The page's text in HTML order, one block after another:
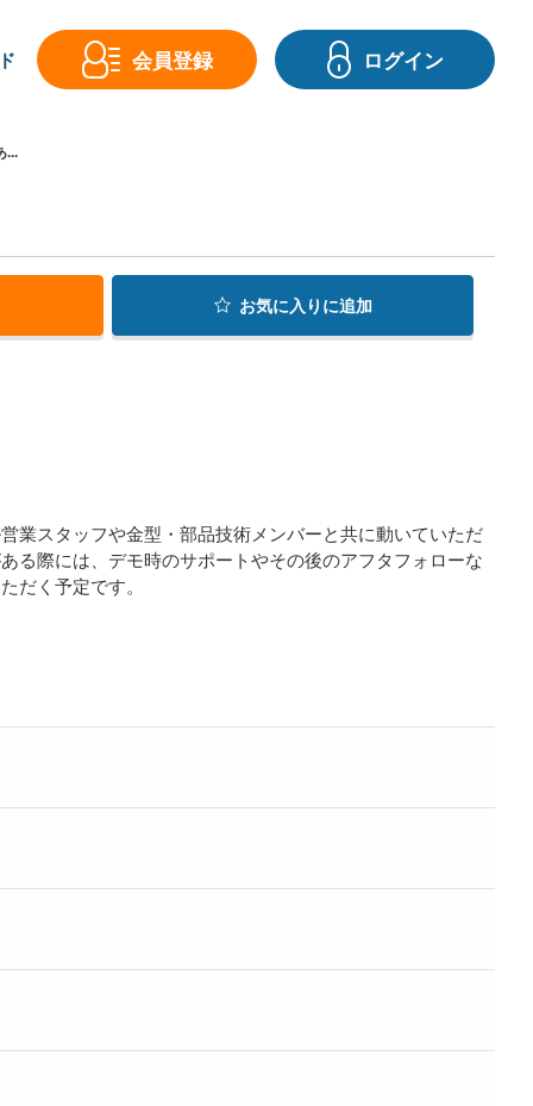
会員登録 ログイン
...
お気に入り に追加
業スタッフや金型・部品技術メンバーと共に動いていただ
る際には、デモ時のサポートやその後のアフタフォローな
だく予定です。